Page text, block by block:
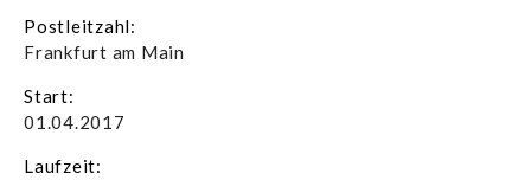
Postleitzahl:
Frankfurt am Main
Start:
01.04.2017
Laufzeit: